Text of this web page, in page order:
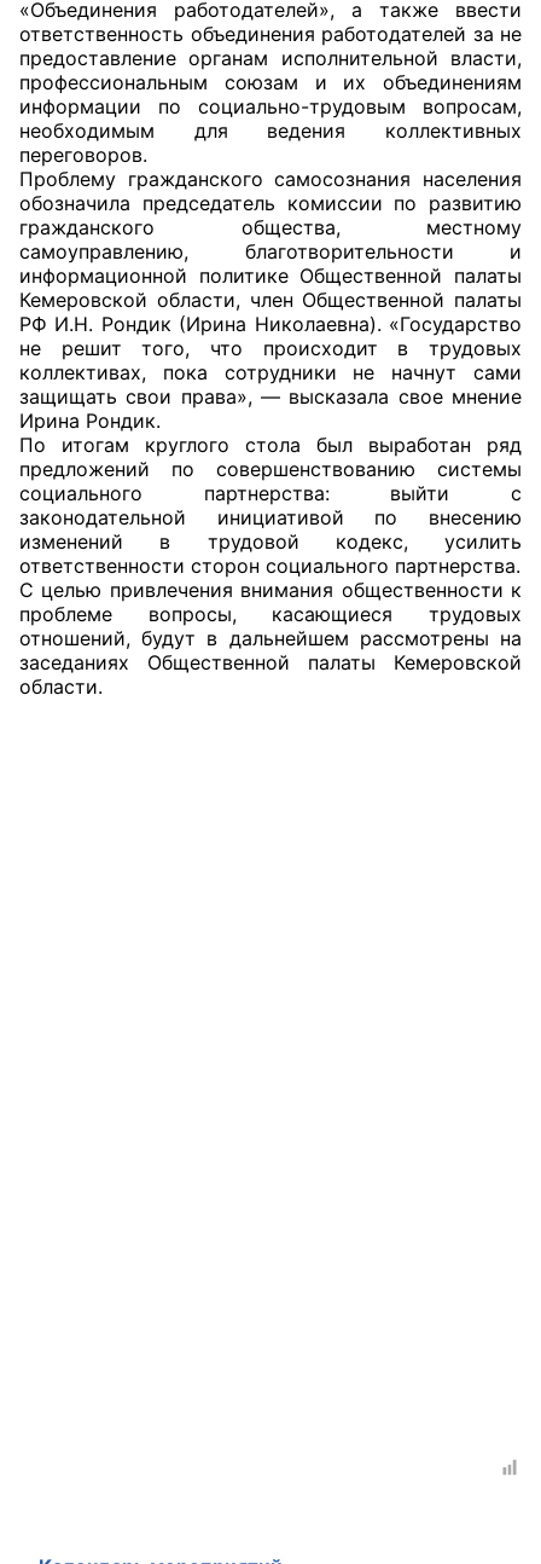
УСТАВ ГКУ “АППАРАТ ОП КО”
Доходы руководителя за 2024 г.
«Объединения работодателей», а также ввести
ответственность объединения работодателей за не
предоставление органам исполнительной власти,
профессиональным союзам и их объединениям
информации по социально-трудовым вопросам,
необходимым для ведения коллективных
переговоров.
Проблему гражданского самосознания населения
обозначила председатель комиссии по развитию
гражданского общества, местному
самоуправлению, благотворительности и
информационной политике Общественной палаты
Кемеровской области, член Общественной палаты
РФ И.Н. Рондик (Ирина Николаевна). «Государство
не решит того, что происходит в трудовых
коллективах, пока сотрудники не начнут сами
защищать свои права», — высказала свое мнение
Ирина Рондик.
По итогам круглого стола был выработан ряд
предложений по совершенствованию системы
социального партнерства: выйти с
законодательной инициативой по внесению
изменений в трудовой кодекс, усилить
ответственности сторон социального партнерства.
С целью привлечения внимания общественности к
проблеме вопросы, касающиеся трудовых
отношений, будут в дальнейшем рассмотрены на
заседаниях Общественной палаты Кемеровской
области.